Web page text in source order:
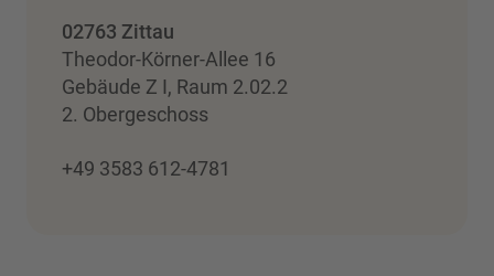
02763 Zittau
Theodor-Körner-Allee 16
Gebäude Z I, Raum 2.02.2
2. Obergeschoss
+49 3583 612-4781